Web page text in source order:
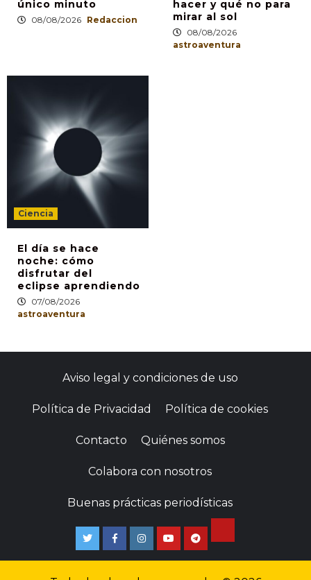
único minuto
08/08/2026 Redaccion
hacer y qué no para
mirar al sol
08/08/2026
astroaventura
Ciencia
El día se hace
noche: cómo
disfrutar del
eclipse aprendiendo
07/08/2026
astroaventura
Aviso legal y condiciones de uso
Política de Privacidad Política de cookies
Contacto Quiénes somos
Colabora con nosotros
Buenas prácticas periodísticas